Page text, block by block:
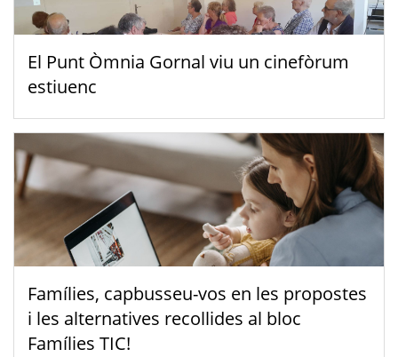
El Punt Òmnia Gornal viu un cinefòrum
estiuenc
Famílies, capbusseu-vos en les propostes
i les alternatives recollides al bloc
Famílies TIC!